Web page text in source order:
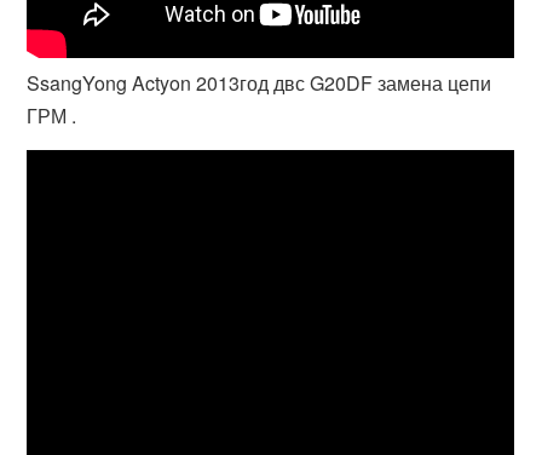
SsangYong Actyon 2013год двс G20DF замена цепи
ГРМ .